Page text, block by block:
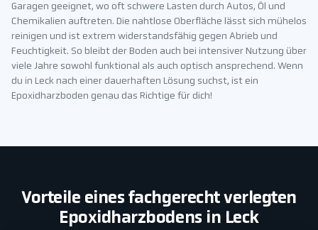
Garagen geeignet, wo oft schwere Lasten durch Autos, Öl und
Chemikalien auftreten. Die nahtlose Oberfläche lässt sich mühelos
reinigen und ist extrem widerstandsfähig gegen Abrieb und
Feuchtigkeit. So bleibt der Boden auch bei intensiver Nutzung über
viele Jahre sowohl funktional als auch optisch ansprechend. Wenn
du in Leck nach einer dauerhaften Lösung suchst, ist ein
Epoxidharzboden genau das Richtige für dich!
Vorteile eines fachgerecht verlegten
Epoxidharzbodens in Leck